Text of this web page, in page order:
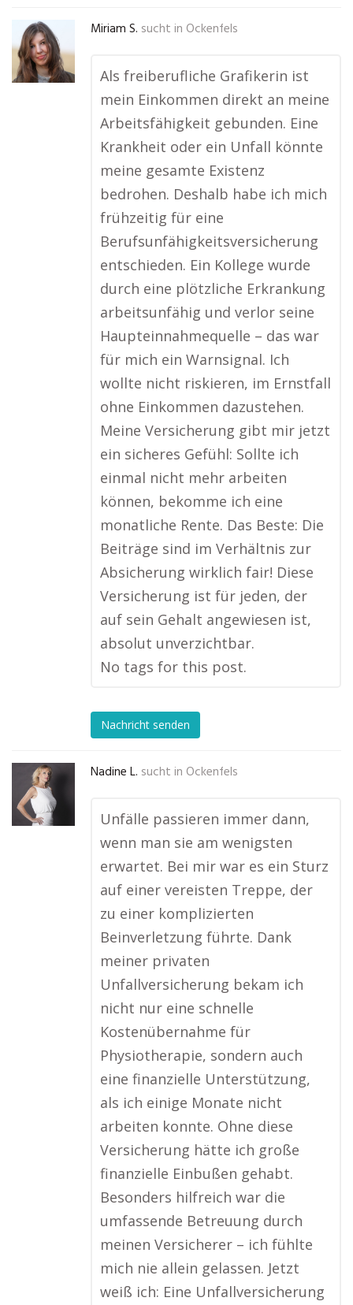
Miriam S. sucht in Ockenfels
Als freiberufliche Grafikerin ist
mein Einkommen direkt an meine
Arbeitsfähigkeit gebunden. Eine
Krankheit oder ein Unfall könnte
meine gesamte Existenz
bedrohen. Deshalb habe ich mich
frühzeitig für eine
Berufsunfähigkeitsversicherung
entschieden. Ein Kollege wurde
durch eine plötzliche Erkrankung
arbeitsunfähig und verlor seine
Haupteinnahmequelle – das war
für mich ein Warnsignal. Ich
wollte nicht riskieren, im Ernstfall
ohne Einkommen dazustehen.
Meine Versicherung gibt mir jetzt
ein sicheres Gefühl: Sollte ich
einmal nicht mehr arbeiten
können, bekomme ich eine
monatliche Rente. Das Beste: Die
Beiträge sind im Verhältnis zur
Absicherung wirklich fair! Diese
Versicherung ist für jeden, der
auf sein Gehalt angewiesen ist,
absolut unverzichtbar.
No tags for this post.
Nachricht senden
Nadine L. sucht in Ockenfels
Unfälle passieren immer dann,
wenn man sie am wenigsten
erwartet. Bei mir war es ein Sturz
auf einer vereisten Treppe, der
zu einer komplizierten
Beinverletzung führte. Dank
meiner privaten
Unfallversicherung bekam ich
nicht nur eine schnelle
Kostenübernahme für
Physiotherapie, sondern auch
eine finanzielle Unterstützung,
als ich einige Monate nicht
arbeiten konnte. Ohne diese
Versicherung hätte ich große
finanzielle Einbußen gehabt.
Besonders hilfreich war die
umfassende Betreuung durch
meinen Versicherer – ich fühlte
mich nie allein gelassen. Jetzt
weiß ich: Eine Unfallversicherung